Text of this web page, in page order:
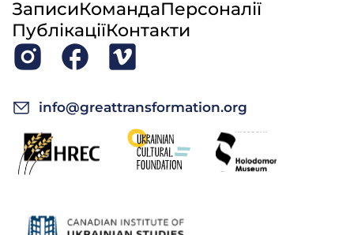
ЗаписиКомандаПерсоналії
ПублікаціїКонтакти
info@greattransformation.org